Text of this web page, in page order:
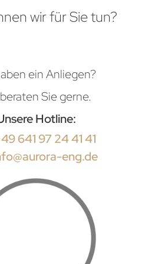
wir für Sie tun?
ein Anliegen?
Sie gerne.
Hotline:
641 97 24 41 41
eng.de